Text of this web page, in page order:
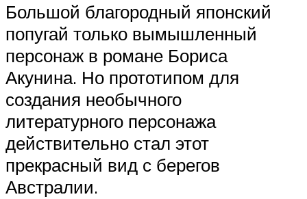
Большой благородный японский
попугай только вымышленный
персонаж в романе Бориса
Акунина. Но прототипом для
создания необычного
литературного персонажа
действительно стал этот
прекрасный вид с берегов
Австралии.